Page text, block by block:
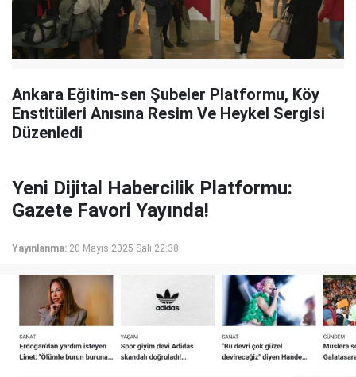
Ankara Eğitim-sen Şubeler Platformu, Köy
Enstitüleri Anısına Resim Ve Heykel Sergisi
Düzenledi
Yeni Dijital Habercilik Platformu:
Gazete Favori Yayında!
Yayınlanma: 20 Mayıs 2025 Salı 22:38